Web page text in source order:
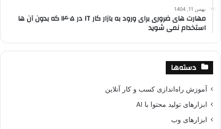
بهمن 11, 1404
مهارت های ضروری برای ورود به بازار کار IT در ۱۴۰۵ که بدون آن ها
استخدام نمی شوید
دسته‌ها
آموزش راه‌اندازی کسب و کار آنلاین
ابزارهای تولید محتوا با AI
ابزارهای وب